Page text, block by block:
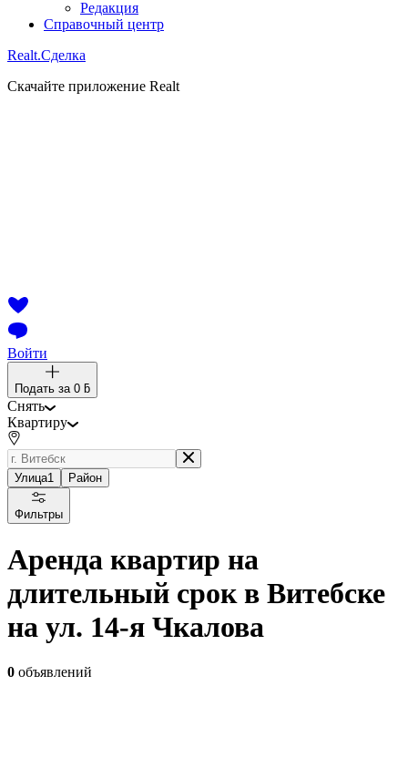
Редакция
Справочный центр
Realt.Сделка
Скачайте приложение Realt
Войти
Подать за 0 ƃ
Снять
Квартиру
Улица1 Район
Фильтры
Аренда квартир на
длительный срок в Витебске
на ул. 14-я Чкалова
0 объявлений